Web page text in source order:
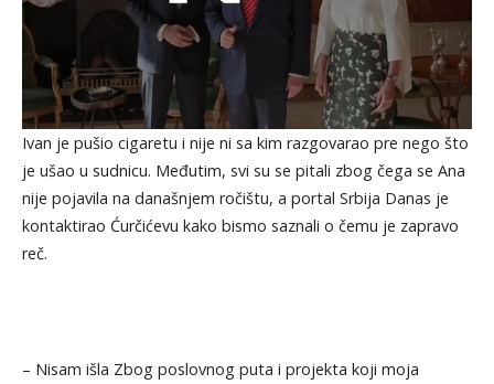
Ivan je pušio cigaretu i nije ni sa kim razgovarao pre nego što
je ušao u sudnicu. Međutim, svi su se pitali zbog čega se Ana
nije pojavila na današnjem ročištu, a portal Srbija Danas je
kontaktirao Ćurčićevu kako bismo saznali o čemu je zapravo
reč.
– Nisam išla Zbog poslovnog puta i projekta koji moja